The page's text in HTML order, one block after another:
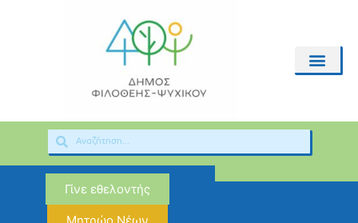
Γίνε εθελοντής